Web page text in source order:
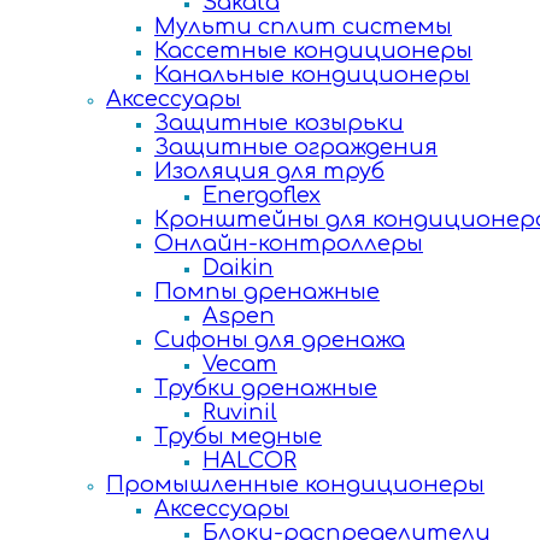
Мульти сплит системы
Кассетные кондиционеры
Канальные кондиционеры
Аксессуары
Защитные козырьки
Защитные ограждения
Изоляция для труб
Energoflex
Кронштейны для
Онлайн-контроллеры
Daikin
Помпы дренажные
Aspen
Сифоны для дренажа
Vecam
Трубки дренажные
Ruvinil
Трубы медные
HALCOR
Промышленные кондиционеры
Аксессуары
Блоки-распределители